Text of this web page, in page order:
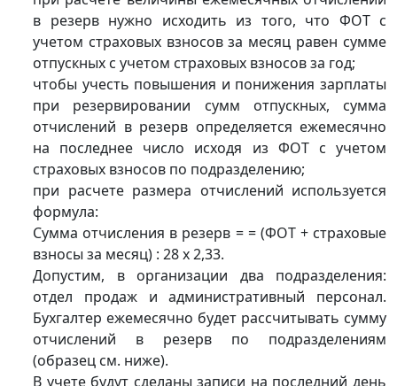
в резерв нужно исходить из того, что ФОТ с
учетом страховых взносов за месяц равен сумме
отпуск­ных с учетом страховых взносов за год;
чтобы учесть повышения и понижения зарплаты
при резервировании сумм отпускных, сумма
отчислений в резерв определяется ежемесячно
на последнее число исходя из ФОТ с учетом
страховых взносов по подразделению;
при расчете размера отчислений используется
формула:
Сумма отчисления в резерв = = (ФОТ + страховые
взносы за месяц) : 28 x 2,33.
Допустим, в организации два подразделения:
отдел продаж и административный персонал.
Бухгалтер ежемесячно будет рассчитывать сумму
отчислений в резерв по подразделениям
(образец см. ниже).
В учете будут сделаны записи на последний день